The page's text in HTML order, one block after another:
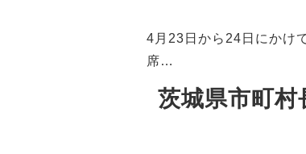
4月23日から24日にかけ
席…
茨城県市町村